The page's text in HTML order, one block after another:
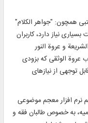
همچون: "جواهر الكلام"
نياز دارد، كاربران
و عروة النور
عروة الوثقى كه بزودى
توجهى از نيازهاى
نرم افزار معجم موضوعى
به خصوص طالبان فقه و